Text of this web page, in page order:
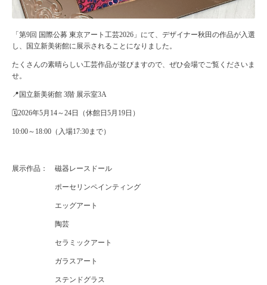
「第9回 国際公募 東京アート工芸2026」にて、デザイナー秋田の作品が入選
し、国立新美術館に展示されることになりました。
たくさんの素晴らしい工芸作品が並びますので、ぜひ会場でご覧くださいま
せ。
📍国立新美術館 3階 展示室3A
🗓2026年5月14～24日（休館日5月19日）
10:00～18:00（入場17:30まで）
展示作品： 磁器レースドール
ポーセリンペインティング
エッグアート
陶芸
セラミックアート
ガラスアート
ステンドグラス